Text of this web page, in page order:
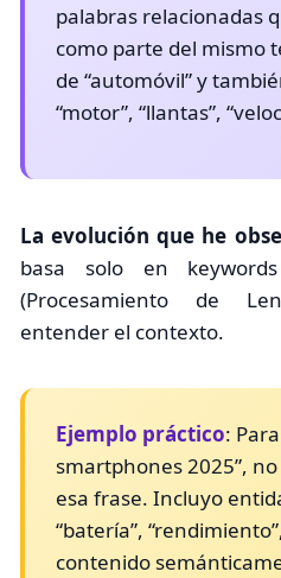
palabras relacionadas
como parte del mismo
de “automóvil” y
“motor”, “llantas”,
La evolución que he
basa solo en
(Procesamiento de
entender el contexto.
Ejemplo práctico:
smartphones 2025”,
esa frase. Incluyo
“batería”,
contenido